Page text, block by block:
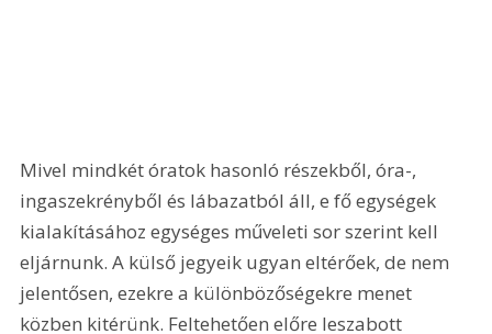
Mivel mindkét óratok hasonló részekből, óra-,
ingaszekrényből és lábazatból áll, e fő egységek
kialakításához egységes műveleti sor szerint kell
eljárnunk. A külső jegyeik ugyan eltérőek, de nem
jelentősen, ezekre a különbözőségekre menet
közben kitérünk. Feltehetően előre leszabott